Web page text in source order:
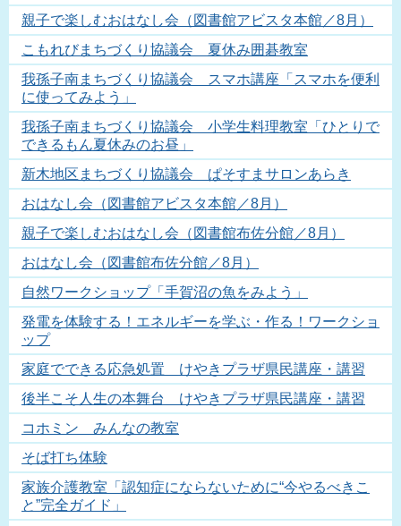
親子で楽しむおはなし会（図書館アビスタ本館／8月）
こもれびまちづくり協議会 夏休み囲碁教室
我孫子南まちづくり協議会 スマホ講座「スマホを便利
に使ってみよう」
我孫子南まちづくり協議会 小学生料理教室「ひとりで
できるもん夏休みのお昼」
新木地区まちづくり協議会 ぱそすまサロンあらき
おはなし会（図書館アビスタ本館／8月）
親子で楽しむおはなし会（図書館布佐分館／8月）
おはなし会（図書館布佐分館／8月）
自然ワークショップ「手賀沼の魚をみよう」
発電を体験する！エネルギーを学ぶ・作る！ワークショ
ップ
家庭でできる応急処置 けやきプラザ県民講座・講習
後半こそ人生の本舞台 けやきプラザ県民講座・講習
コホミン みんなの教室
そば打ち体験
家族介護教室「認知症にならないために“今やるべきこ
と”完全ガイド」